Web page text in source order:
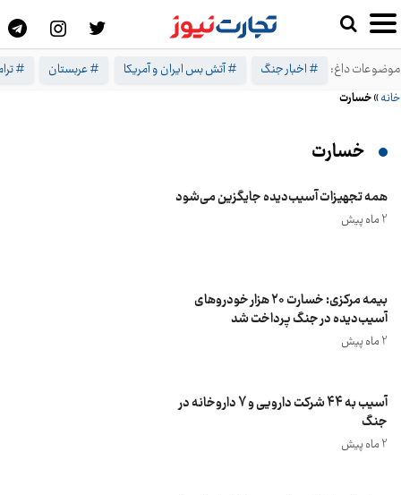
موضوعات داغ: # اخبار جنگ # آتش بس ایران و آمریکا # عربستان #
خانه»خسارت
خسارت
همه تجهیزات آسیب‌دیده جایگزین می‌شود
2 ماه پیش
بیمه مرکزی: خسارت ۲۰ هزار خودروهای
آسیب‌دیده در جنگ پرداخت شد
2 ماه پیش
آسیب به 44 شرکت دارویی و 7 داروخانه در
جنگ
2 ماه پیش